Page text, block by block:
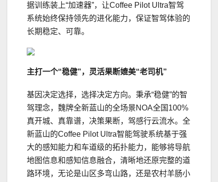
据训练装上“加速器”，让Coffee Pilot Ultra智驾
系统始终保持领先的进化能力，保证智驾体验的
长期稳定、可靠。
主打一个“稳健”， 灵活果断媲美“老司机”
基因决定选择，选择决定方向。秉承“稳健”的智
驾理念，魏牌全新蓝山的全场景NOA全国100%
真开城、真靠谱，决策果断，驾感行云流水。全
新蓝山的Coffee Pilot Ultra智能驾驶系统基于强
大的感知能力和车道级的拓扑能力，能够将导航
地图信息和感知信息融合，清晰地还原完整的道
路环境，无论是山区多弯山路，还是农村羊肠小